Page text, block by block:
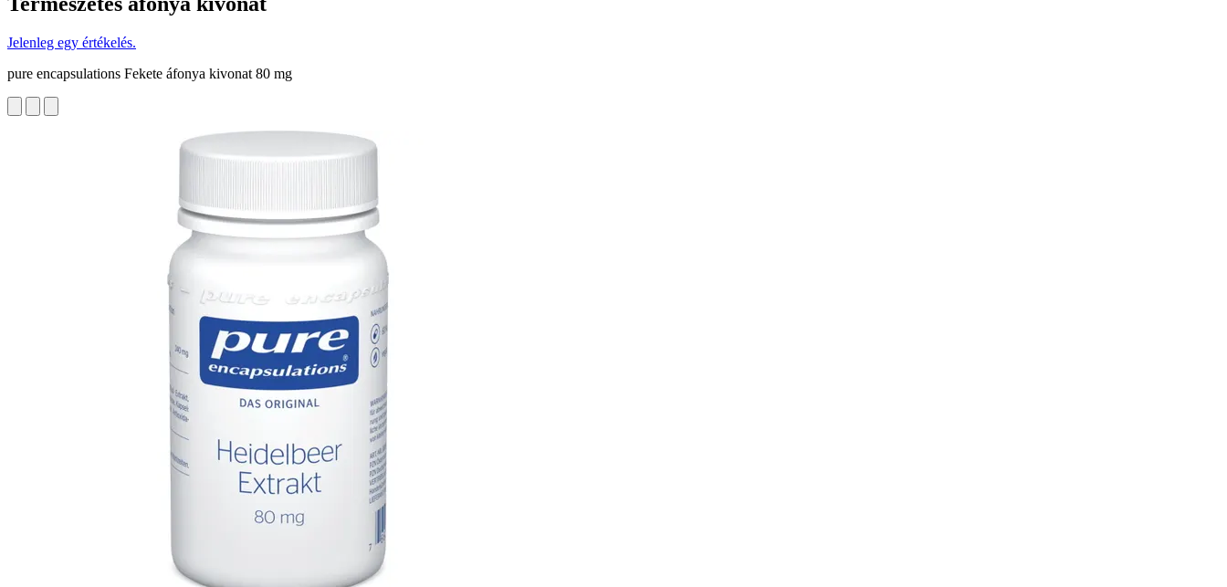
Jelenleg egy értékelés.
pure encapsulations Fekete áfonya kivonat 80 mg